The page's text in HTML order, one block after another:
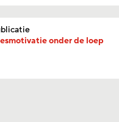
onder de loep